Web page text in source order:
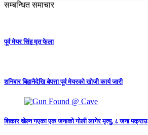
सम्बन्धित समाचार
पूर्व मेयर सिंह मृत फेला
शनिबार बिहानैदेखि बेपत्ता पूर्व मेयरको खोजी कार्य जारी
शिकार खेल्न गएका एक जनाको गोली लागेर मृत्यु, ८ जना पक्राउ